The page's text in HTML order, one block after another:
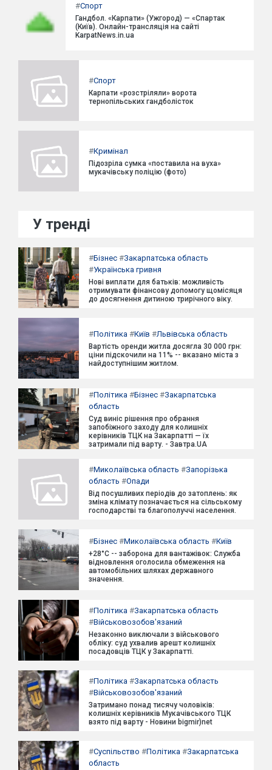
#Спорт
Гандбол. «Карпати» (Ужгород) — «Спартак
(Київ). Онлайн-трансляція на сайті
KarpatNews.in.ua
#Спорт
Карпати «розстріляли» ворота
тернопільських гандболісток
#Кримінал
Підозріла сумка «поставила на вуха»
мукачівську поліцію (фото)
У тренді
#Бізнес #Закарпатська область
#Українська гривня
Нові виплати для батьків: можливість
отримувати фінансову допомогу щомісяця
до досягнення дитиною трирічного віку.
#Політика #Київ #Львівська область
Вартість оренди житла досягла 30 000 грн:
ціни підскочили на 11% -- вказано міста з
найдоступнішим житлом.
#Політика #Бізнес #Закарпатська
область
Суд виніс рішення про обрання
запобіжного заходу для колишніх
керівників ТЦК на Закарпатті — їх
затримали під варту. - Завтра.UA
#Миколаївська область #Запорізька
область #Опади
Від посушливих періодів до затоплень: як
зміна клімату позначається на сільському
господарстві та благополуччі населення.
#Бізнес #Миколаївська область #Київ
+28°C -- заборона для вантажівок: Служба
відновлення оголосила обмеження на
автомобільних шляхах державного
значення.
#Політика #Закарпатська область
#Військовозобов'язаний
Незаконно виключали з військового
обліку: суд ухвалив арешт колишніх
посадовців ТЦК у Закарпатті.
#Політика #Закарпатська область
#Військовозобов'язаний
Затримано понад тисячу чоловіків:
колишніх керівників Мукачівського ТЦК
взято під варту - Новини bigmir)net
#Суспільство #Політика #Закарпатська
область